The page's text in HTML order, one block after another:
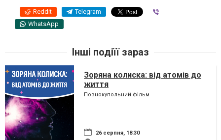
Reddit Telegram
WhatsApp
Інші подіїї зараз
Зоряна колиска: від атомів до
життя
Повнокупольний фільм
26 серпня, 18:30